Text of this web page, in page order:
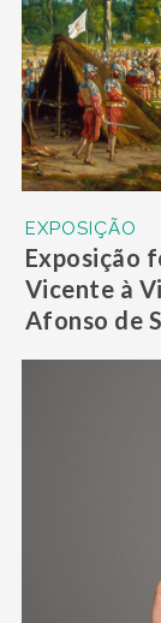
EXPOSIÇÃO
Exposição
Vicente à
Afonso de